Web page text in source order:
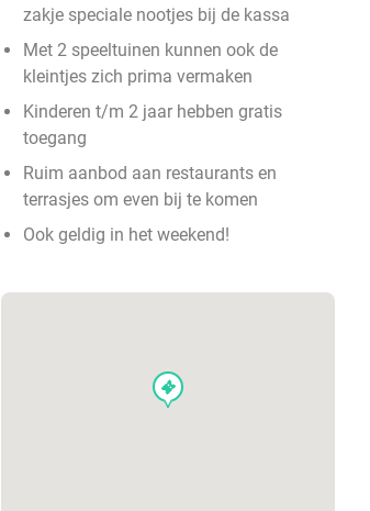
zakje speciale nootjes bij de kassa
Met 2 speeltuinen kunnen ook de
kleintjes zich prima vermaken
Kinderen t/m 2 jaar hebben gratis
toegang
Ruim aanbod aan restaurants en
terrasjes om even bij te komen
Ook geldig in het weekend!
events